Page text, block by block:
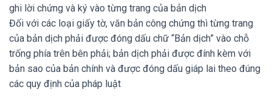
ghi lời chứng và ký vào từng trang của bản dịch
Đối với các loại giấy tờ, văn bản công chứng thì từng trang
của bản dịch phải được đóng dấu chữ “Bản dịch” vào chỗ
trống phía trên bên phải; bản dịch phải được đính kèm với
bản sao của bản chính và được đóng dấu giáp lai theo đúng
các quy định của pháp luật